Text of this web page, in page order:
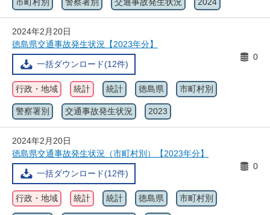
2024年2月20日
徳島県交通事故発生状況【2023年分】
一括ダウンロード(12件)
0
行政・地域 統計 統計 徳島県 市町村別
警察署別 交通事故発生状況 2023
2024年2月20日
徳島県交通事故発生状況（市町村別）【2023年分】
一括ダウンロード(12件)
0
行政・地域 統計 統計 徳島県 市町村別